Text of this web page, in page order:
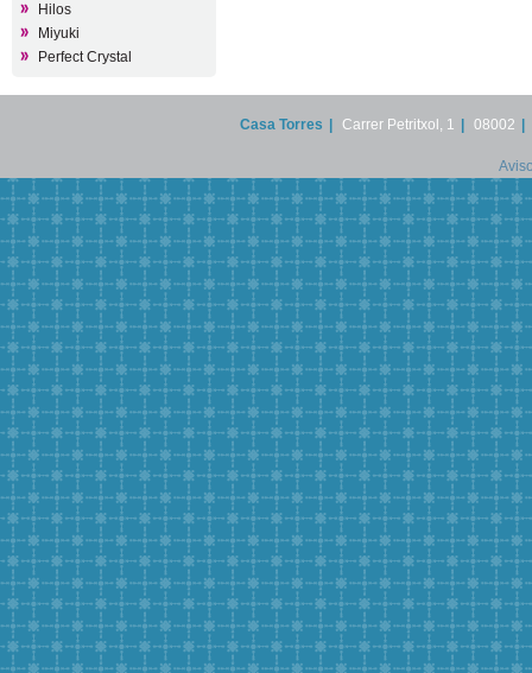
Hilos
Miyuki
Perfect Crystal
Casa Torres Carrer Petritxol, 1 08002